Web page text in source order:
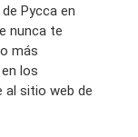
Pycca en
nunca te
más
los
al sitio web de